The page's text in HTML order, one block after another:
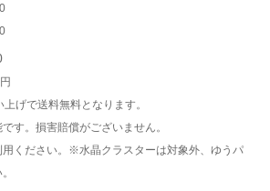
げで送料無料となります。
す。損害賠償がございません。
ください。※水晶クラスターは対象外、ゆうパ